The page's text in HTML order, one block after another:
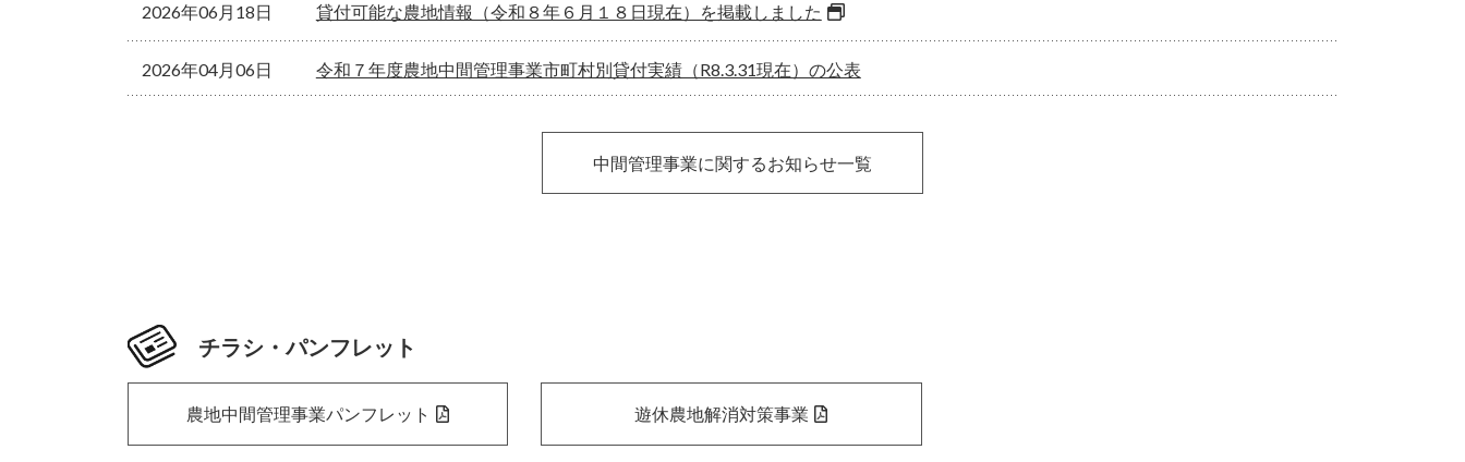
2026年06月18日 貸付可能な農地情報（令和８年６月１８日現在）を掲載しました
2026年04月06日 令和７年度農地中間管理事業市町村別貸付実績（R8.3.31現在）の公表
中間管理事業に関するお知らせ一覧
チラシ・パンフレット
農地中間管理事業パンフレット 遊休農地解消対策事業